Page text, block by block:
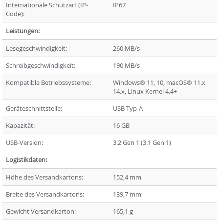
Internationale Schutzart (IP-
Code):
IP67
Leistungen:
Lesegeschwindigkeit:
260 MB/s
Schreibgeschwindigkeit:
190 MB/s
Kompatible Betriebssysteme:
Windows® 11, 10, macOS® 11.x 
14.x, Linux Kernel 4.4+
Geräteschnittstelle:
USB Typ-A
Kapazität:
16 GB
USB-Version:
3.2 Gen 1 (3.1 Gen 1)
Logistikdaten:
Höhe des Versandkartons:
152,4 mm
Breite des Versandkartons:
139,7 mm
Gewicht Versandkarton:
165,1 g